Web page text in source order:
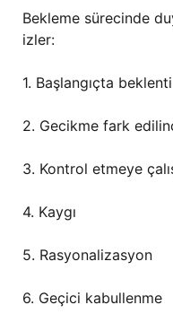
Bekleme sürecinde
izler:
1. Başlangıçta beklenti
2. Gecikme fark
3. Kontrol etmeye
4. Kaygı
5. Rasyonalizasyon
6. Geçici kabullenme